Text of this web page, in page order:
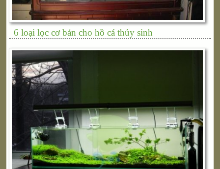
6 loại lọc cơ bản cho hồ cá thủy sinh